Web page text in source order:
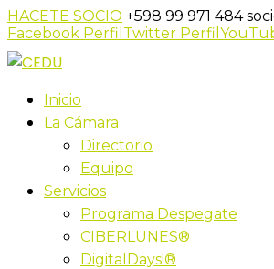
HACETE SOCIO +598 99 971 484
Facebook Perfil Twitter Perfil
Inicio
La Cámara
Directorio
Equipo
Servicios
Programa Despegate
CIBERLUNES®
DigitalDays!®